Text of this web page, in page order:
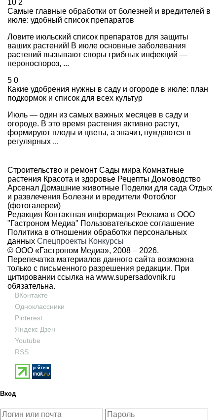
10 2
Самые главные обработки от болезней и вредителей в
июле: удобный список препаратов
Ловите июльский список препаратов для защиты
ваших растений! В июле основные заболевания
растений вызывают споры грибных инфекций —
пероноспороз, ...
5 0
Какие удобрения нужны в саду и огороде в июле: план
подкормок и список для всех культур
Июль — один из самых важных месяцев в саду и
огороде. В это время растения активно растут,
формируют плоды и цветы, а значит, нуждаются в
регулярных ...
Строительство и ремонт Сады мира Комнатные
растения Красота и здоровье Рецепты Домоводство
Арсенал Домашние животные Поделки для сада Отдых
и развлечения Болезни и вредители Фотоблог
(фотогалереи)
Редакция Контактная информация Реклама в ООО
"Гастроном Медиа" Пользовательское соглашение
Политика в отношении обработки персональных
данных Спецпроекты Конкурсы
© ООО «Гастроном Медиа», 2008 – 2026.
Перепечатка материалов данного сайта возможна
только с письменного разрешения редакции. При
цитировании ссылка на www.supersadovnik.ru
обязательна.
ВКонтакте
Одноклассники
Pinterest
Яндекс Дзен
Youtube
RSS
Вход